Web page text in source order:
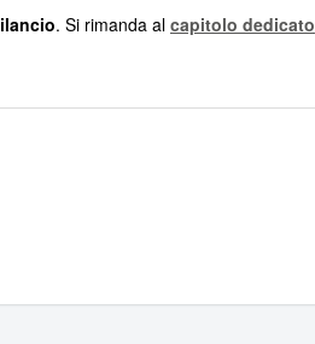
. Si rimanda al capitolo dedicato